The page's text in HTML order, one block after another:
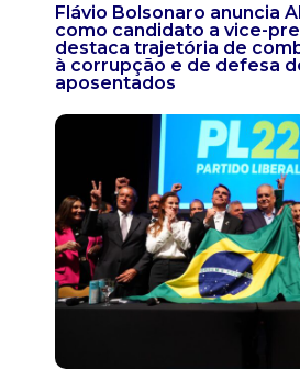
Flávio Bolsonaro anuncia
como candidato a vice-
destaca trajetória de
à corrupção e de defesa
aposentados